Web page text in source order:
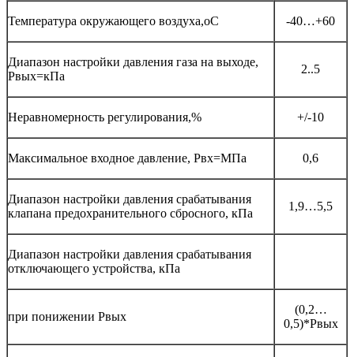
Температура окружающего воздуха,оС -40…+60
Диапазон настройки давления газа на выходе,
Рвых=кПа
2..5
Неравномерность регулирования,% +/-10
Максимальное входное давление, Рвх=МПа 0,6
Диапазон настройки давления срабатывания
клапана предохранительного сбросного, кПа
1,9…5,5
Диапазон настройки давления срабатывания
отключающего устройства, кПа
при понижении Рвых
(0,2…
0,5)*Рвых